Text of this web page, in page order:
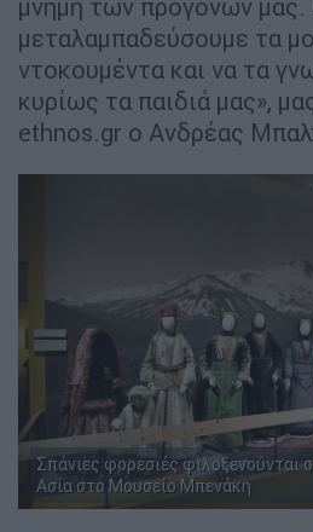
μνήμη των προγόνων μας.
μεταλαμπαδεύσουμε τα
ντοκουμέντα και να τα
κυρίως τα παιδιά μας»,
ethnos.gr ο Ανδρέας
Σπάνιες φορεσιές φιλοξενούνται
Ασία στο Μουσείο Μπενάκη